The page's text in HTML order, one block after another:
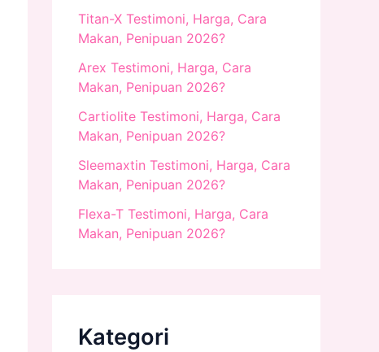
Titan-X Testimoni, Harga, Cara
Makan, Penipuan 2026?
Arex Testimoni, Harga, Cara
Makan, Penipuan 2026?
Cartiolite Testimoni, Harga, Cara
Makan, Penipuan 2026?
Sleemaxtin Testimoni, Harga, Cara
Makan, Penipuan 2026?
Flexa-T Testimoni, Harga, Cara
Makan, Penipuan 2026?
Kategori